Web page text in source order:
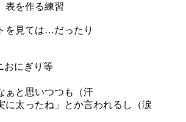
表を作る練習
を見ては…だったり
おにぎり等
ぁと思いつつも（汗
に太ったね」とか言われるし（涙